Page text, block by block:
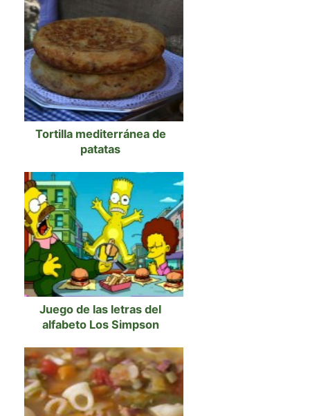
Tortilla mediterránea de
patatas
Juego de las letras del
alfabeto Los Simpson